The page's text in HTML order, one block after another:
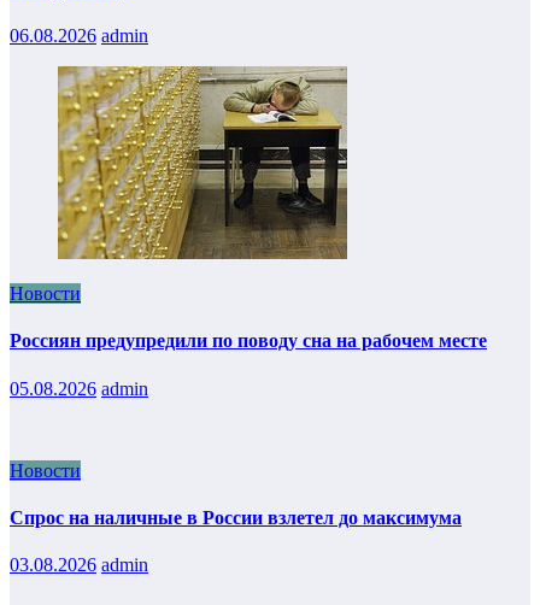
06.08.2026 admin
Новости
Россиян предупредили по поводу сна на рабочем месте
05.08.2026 admin
Новости
Спрос на наличные в России взлетел до максимума
03.08.2026 admin